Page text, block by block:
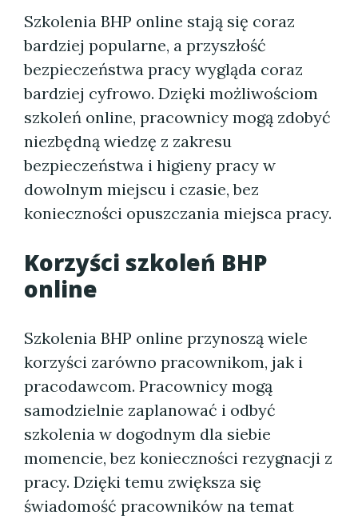
Szkolenia BHP online stają się coraz
bardziej popularne, a przyszłość
bezpieczeństwa pracy wygląda coraz
bardziej cyfrowo. Dzięki możliwościom
szkoleń online, pracownicy mogą zdobyć
niezbędną wiedzę z zakresu
bezpieczeństwa i higieny pracy w
dowolnym miejscu i czasie, bez
konieczności opuszczania miejsca pracy.
Korzyści szkoleń BHP
online
Szkolenia BHP online przynoszą wiele
korzyści zarówno pracownikom, jak i
pracodawcom. Pracownicy mogą
samodzielnie zaplanować i odbyć
szkolenia w dogodnym dla siebie
momencie, bez konieczności rezygnacji z
pracy. Dzięki temu zwiększa się
świadomość pracowników na temat